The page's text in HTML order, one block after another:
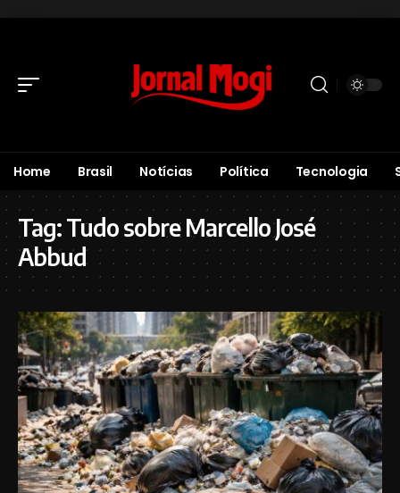
Home Brasil Notícias Política Tecnologia
Tag:Tudo sobre Marcello José
Abbud